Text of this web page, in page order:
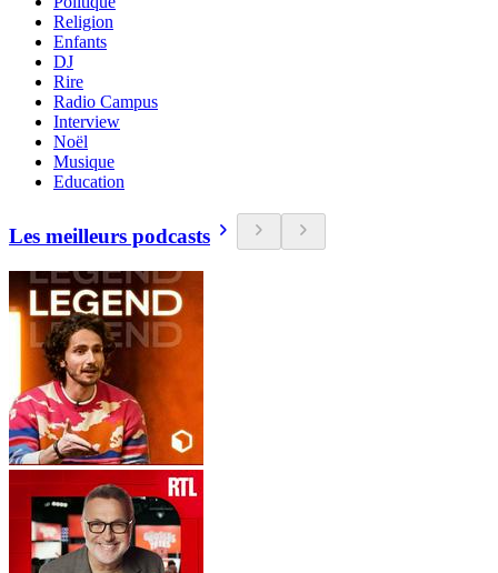
Religion
Enfants
DJ
Rire
Radio Campus
Interview
Noël
Musique
Education
Les meilleurs podcasts